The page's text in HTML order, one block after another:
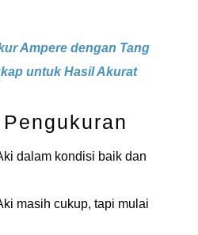
Ampere dengan Tang
untuk Hasil Akurat
dalam kondisi baik dan
masih cukup, tapi mulai